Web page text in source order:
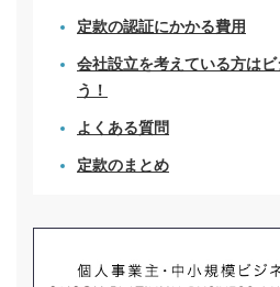
定款の認証にかかる費用
会社設立を考えている方は
う！
よくある質問
定款のまとめ